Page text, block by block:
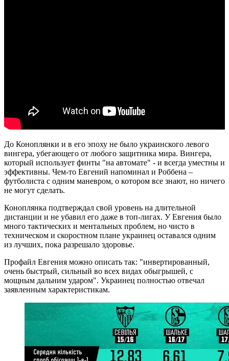
До Коноплянки и в его эпоху не было украинского левого
вингера, убегающего от любого защитника мира. Вингера,
который использует финты "на автомате" - и всегда уместны и
эффективны. Чем-то Евгений напоминал и Роббена –
футболиста с одним маневром, о котором все знают, но ничего
не могут сделать.
Коноплянка подтверждал свой уровень на длительной
дистанции и не убавил его даже в топ-лигах. У Евгения было
много тактических и ментальных проблем, но чисто в
техническом и скоростном плане украинец оставался одним
из лучших, пока разрешало здоровье.
Профайл Евгения можно описать так: "инвертированный,
очень быстрый, сильный во всех видах обыгрышей, с
мощным дальним ударом". Украинец полностью отвечал
заявленным характеристикам.